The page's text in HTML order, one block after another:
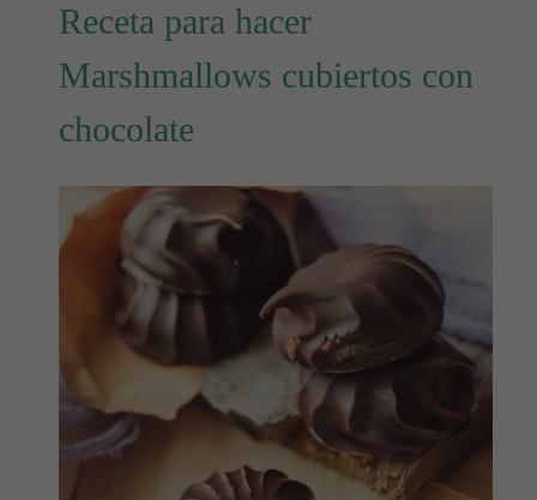
Receta para hacer
Marshmallows cubiertos con
chocolate